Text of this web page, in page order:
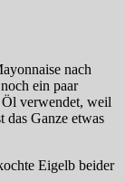
nach
ein paar
verwendet, weil
Ganze etwas
Eigelb beider